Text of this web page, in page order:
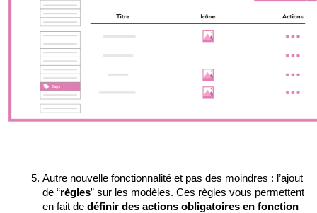
Autre nouvelle fonctionnalité et pas des moindres : l’ajout
de “règles” sur les modèles. Ces règles vous permettent
en fait de définir des actions obligatoires en fonction